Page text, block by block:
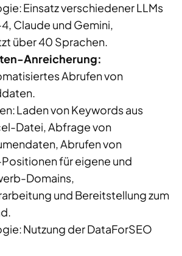
Einsatz verschiedener LLMs
Claude und Gemini,
über 40 Sprachen.
-Anreicherung:
Abrufen von
.
Laden von Keywords aus
Datei, Abfrage von
Abrufen von
für eigene und
-Domains,
und Bereitstellung zum
Nutzung derDataForSEO